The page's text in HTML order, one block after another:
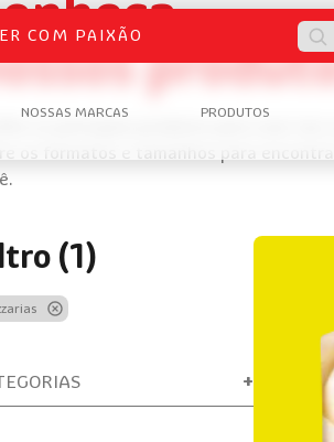
COM PAIXÃO
NOSSAS MARCAS PRODUTOS
os formatos e tamanhos para
(1)